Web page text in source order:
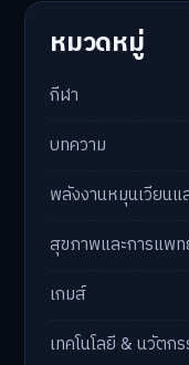
หมวดหมู่
กีฬา
บทความ
พลังงานหมุนเวียน
สุขภาพและการแพ
เกมส์
เทคโนโลยี & นวัตก